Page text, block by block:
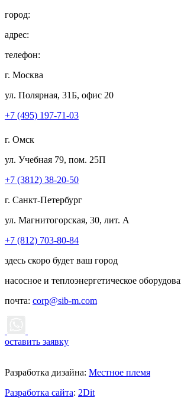
город:
адрес:
телефон:
г. Москва
ул. Полярная, 31Б, офис 20
+7 (495) 197-71-03
г. Омск
ул. Учебная 79, пом. 25П
+7 (3812) 38-20-50
г. Санкт-Петербург
ул. Магнитогорская, 30, лит. А
+7 (812) 703-80-84
здесь скоро будет ваш город
насосное и теплоэнергетическое
почта: corp@sib-m.com
оставить заявку
Разработка дизайна: Местное племя
Разработка сайта: 2Dit